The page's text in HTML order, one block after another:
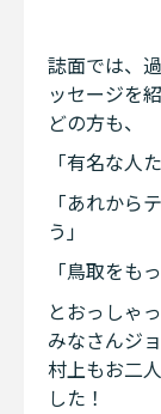
誌面では、
ッセージを
どの方も、
「有名な人
「あれから
う」
「鳥取をも
とおっしゃ
みなさんジ
村上もお二
した！